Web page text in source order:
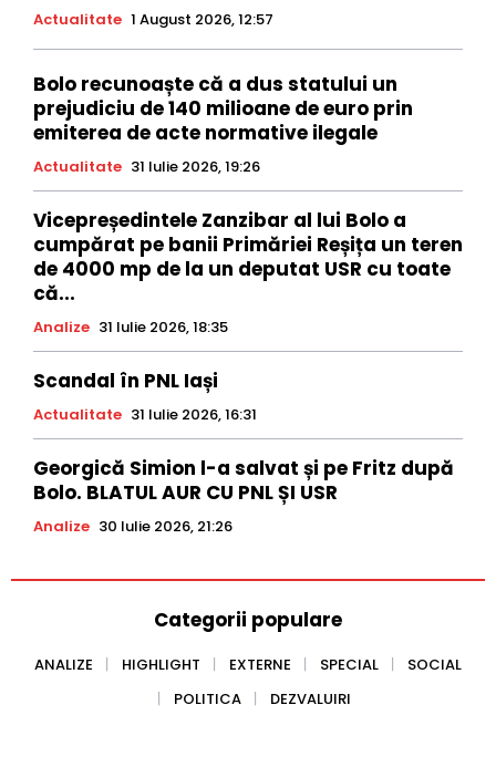
Actualitate 1 August 2026, 12:57
Bolo recunoaște că a dus statului un
prejudiciu de 140 milioane de euro prin
emiterea de acte normative ilegale
Actualitate 31 Iulie 2026, 19:26
Vicepreședintele Zanzibar al lui Bolo a
cumpărat pe banii Primăriei Reșița un teren
de 4000 mp de la un deputat USR cu toate
că...
Analize 31 Iulie 2026, 18:35
Scandal în PNL Iași
Actualitate 31 Iulie 2026, 16:31
Georgică Simion l-a salvat și pe Fritz după
Bolo. BLATUL AUR CU PNL ȘI USR
Analize 30 Iulie 2026, 21:26
Categorii populare
ANALIZE HIGHLIGHT EXTERNE SPECIAL
SOCIAL
POLITICA
DEZVALUIRI